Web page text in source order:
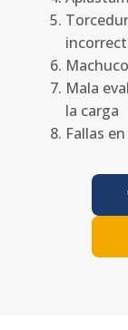
Mala
la carga
Fallas